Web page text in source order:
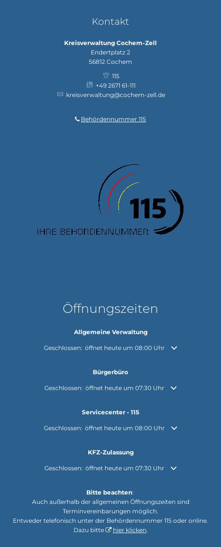
Kontakt
Kreisverwaltung Cochem-Zell
Endertplatz 2
56812 Cochem
115
+49 2671 61-111
kreisverwaltung@cochem-zell.de
Behördennummer 115
Öffnungszeiten
Allgemeine Verwaltung
Klicken, um weitere Öffnungs- oder Schließzeiten
Geschlossen: öffnet heute um 08:00 Uhr
Bürgerbüro
Klicken, um weitere Öffnungs- oder Schließzeiten
Geschlossen: öffnet heute um 07:30 Uhr
Servicecenter - 115
Klicken, um weitere Öffnungs- oder Schließzeiten
Geschlossen: öffnet heute um 08:00 Uhr
KFZ-Zulassung
Klicken, um weitere Öffnungs- oder Schließzeiten
Geschlossen: öffnet heute um 07:30 Uhr
Bitte beachten:
Auch außerhalb der allgemeinen Öffnungszeiten sind
Terminvereinbarungen möglich.
Entweder telefonisch unter der Behördennummer 115 oder online.
Dazu bitte
hier klicken.